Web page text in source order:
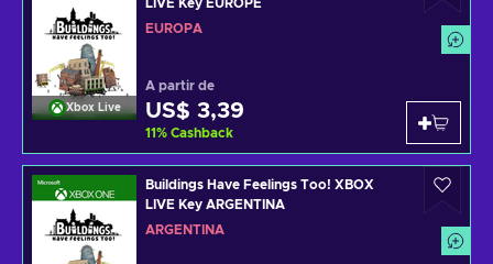
Xbox Live
LIVE Key EUROPE
EUROPA
A partir de
US$ 3,39
11% Cashback
Buildings Have Feelings Too! XBOX
LIVE Key ARGENTINA
ARGENTINA